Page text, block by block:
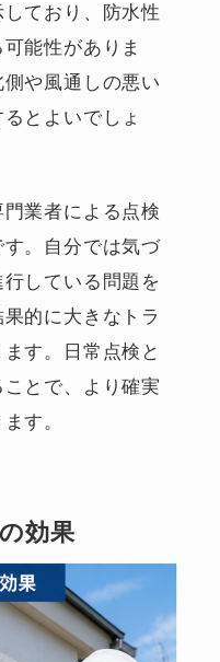
ており、防水性
能性がありま
や風通しの悪い
とよいでしょ
業者による点検
。自分では気づ
している問題を
的に大きなトラ
す。日常点検と
とで、より確実
す。
効果